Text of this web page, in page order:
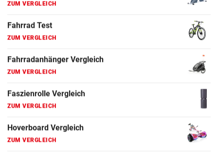
Fahrradanhänger Vergleich
Faszienrolle Vergleich
Hoverboard Vergleich
Kinderfahrrad Vergleich